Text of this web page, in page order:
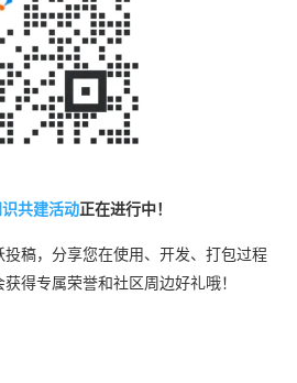
共建活动正在进行中！
稿，分享您在使用、开发、打包过程
得专属荣誉和社区周边好礼哦！